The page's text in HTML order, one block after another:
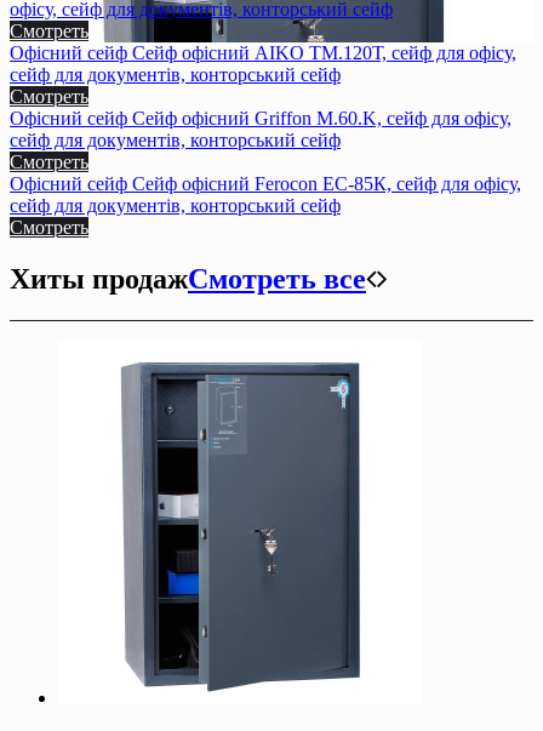
офiсу, сейф для документiв, конторський сейф
Смотреть
Офісний сейф Сейф офiсний AIKO TM.120Т, сейф для офiсу,
сейф для документiв, конторський сейф
Смотреть
Офісний сейф Сейф офiсний Griffon M.60.K, сейф для офiсу,
сейф для документiв, конторський сейф
Смотреть
Офісний сейф Сейф офiсний Ferocon ЕС-85К, сейф для офiсу,
сейф для документiв, конторський сейф
Смотреть
Хиты продажСмотреть все